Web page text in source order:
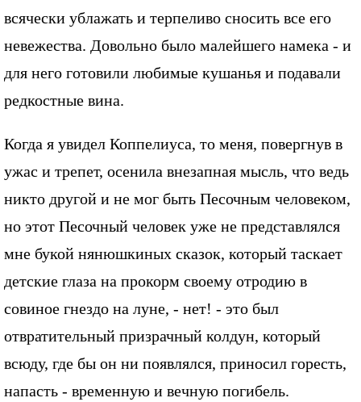
всячески ублажать и терпеливо сносить все его
невежества. Довольно было малейшего намека - и
для него готовили любимые кушанья и подавали
редкостные вина.
Когда я увидел Коппелиуса, то меня, повергнув в
ужас и трепет, осенила внезапная мысль, что ведь
никто другой и не мог быть Песочным человеком,
но этот Песочный человек уже не представлялся
мне букой нянюшкиных сказок, который таскает
детские глаза на прокорм своему отродию в
совиное гнездо на луне, - нет! - это был
отвратительный призрачный колдун, который
всюду, где бы он ни появлялся, приносил горесть,
напасть - временную и вечную погибель.